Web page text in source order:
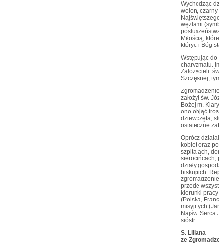
Wychodząc
welon,
węzłami
Miłością,
których Bóg
Wstępując do
charyzmatu.
Założycieli:
Szczęsnej,
założył św.
Bożej m.
ono objąć
dziewczęta,
ostateczne
Oprócz
kobiet oraz
szpitalach,
sierocińcach,
działy
biskupich.
przede
kierunki
(Polska,
misyjnych
Najśw. Serca
sióstr.
S. Liliana
ze